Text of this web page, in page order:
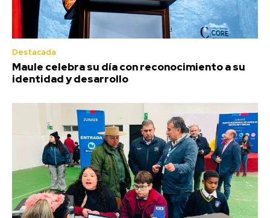
Destacada
Maule celebra su día con reconocimiento a su
identidad y desarrollo